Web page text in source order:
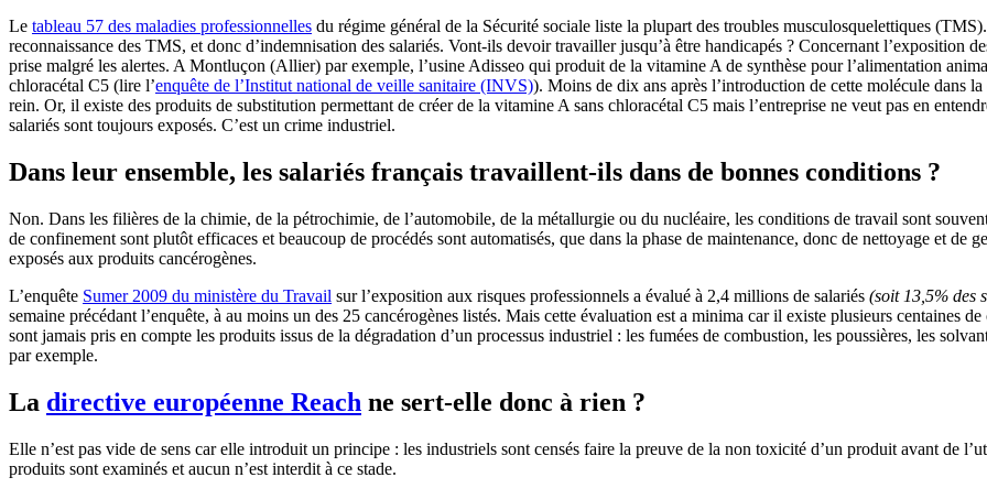
Le tableau 57 des maladies professionnelles du régime général de la Sécurité sociale liste la plupart des troubles musculosquelettiques
reconnaissance des TMS, et donc d’indemnisation des salariés. Vont-ils devoir travailler jusqu’à être handicapés ? Concernant l’exposition
prise malgré les alertes. A Montluçon (Allier) par exemple, l’usine Adisseo qui produit de la vitamine A de synthèse pour l’alimentation
chloracétal C5 (lire l’enquête de l’Institut national de veille sanitaire (INVS)). Moins de dix ans après l’introduction de cette molécule dans
rein. Or, il existe des produits de substitution permettant de créer de la vitamine A sans chloracétal C5 mais l’entreprise ne veut pas en
salariés sont toujours exposés. C’est un crime industriel.
Dans leur ensemble, les salariés français travaillent-ils dans de bonnes conditions ?
Non. Dans les filières de la chimie, de la pétrochimie, de l’automobile, de la métallurgie ou du nucléaire, les conditions de travail sont
de confinement sont plutôt efficaces et beaucoup de procédés sont automatisés, que dans la phase de maintenance, donc de nettoyage et de
exposés aux produits cancérogènes.
L’enquête Sumer 2009 du ministère du Travail sur l’exposition aux risques professionnels a évalué à 2,4 millions de salariés (soit 13,5% des
semaine précédant l’enquête, à au moins un des 25 cancérogènes listés. Mais cette évaluation est a minima car il existe plusieurs centaines
sont jamais pris en compte les produits issus de la dégradation d’un processus industriel : les fumées de combustion, les poussières, les
par exemple.
La directive européenne Reach ne sert-elle donc à rien ?
Elle n’est pas vide de sens car elle introduit un principe : les industriels sont censés faire la preuve de la non toxicité d’un produit avant de
produits sont examinés et aucun n’est interdit à ce stade.